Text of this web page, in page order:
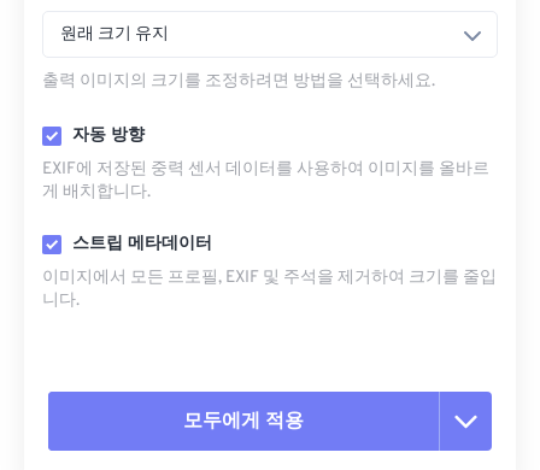
원래 크기 유지
출력 이미지의 크기를 조정하려면 방법을 선택하세요.
자동 방향
EXIF에 저장된 중력 센서 데이터를 사용하여 이미지를 올바르
게 배치합니다.
스트립 메타데이터
이미지에서 모든 프로필, EXIF ​​및 주석을 제거하여 크기를 줄입
니다.
모두에게 적용